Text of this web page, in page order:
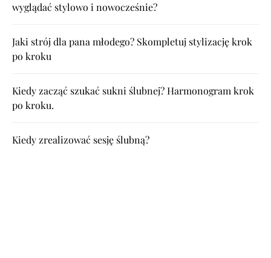
wyglądać stylowo i nowocześnie?
Jaki strój dla pana młodego? Skompletuj stylizację krok
po kroku
Kiedy zacząć szukać sukni ślubnej? Harmonogram krok
po kroku.
Kiedy zrealizować sesję ślubną?